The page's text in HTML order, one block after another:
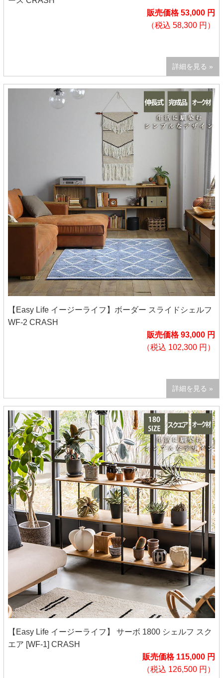
販売価格 53,000 円
（税込 58,300 円）
詳細を見る »
【Easy Life イージーライフ】ボーダー スライドシェルフ
WF-2 CRASH
販売価格 93,000 円
（税込 102,300 円）
詳細を見る »
【Easy Life イージーライフ】 サーボ 1800 シェルフ スク
エア [WF-1] CRASH
販売価格 115,000 円
（税込 126,500 円）